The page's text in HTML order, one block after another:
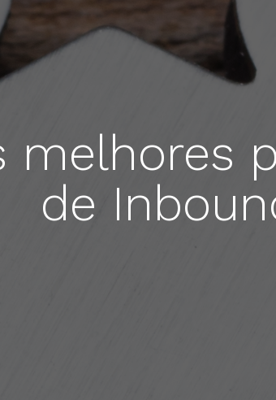
[ENTER] PARA PESQUISAR...
melhores
de